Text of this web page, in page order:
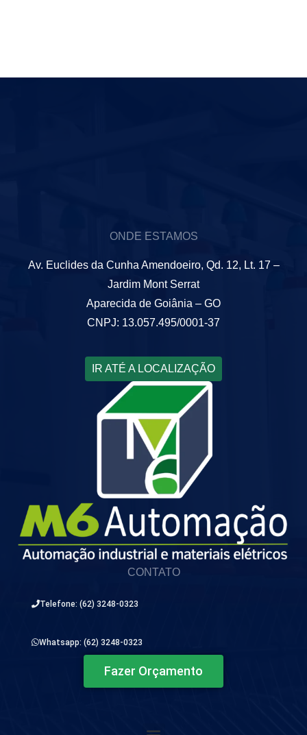
ONDE ESTAMOS
Av. Euclides da Cunha Amendoeiro, Qd. 12, Lt. 17 –
Jardim Mont Serrat
Aparecida de Goiânia – GO
CNPJ: 13.057.495/0001-37
IR ATÉ A LOCALIZAÇÃO
CONTATO
Telefone: (62) 3248-0323
Whatsapp: (62) 3248-0323
Fazer Orçamento